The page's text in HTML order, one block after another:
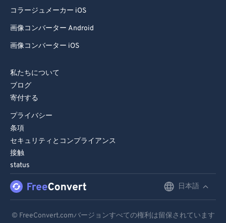
コラージュメーカー iOS
画像コンバーター Android
画像コンバーター iOS
私たちについて
ブログ
寄付する
プライバシー
条項
セキュリティとコンプライアンス
接触
status
日本語
© FreeConvert.comバージョンすべての権利は留保されています